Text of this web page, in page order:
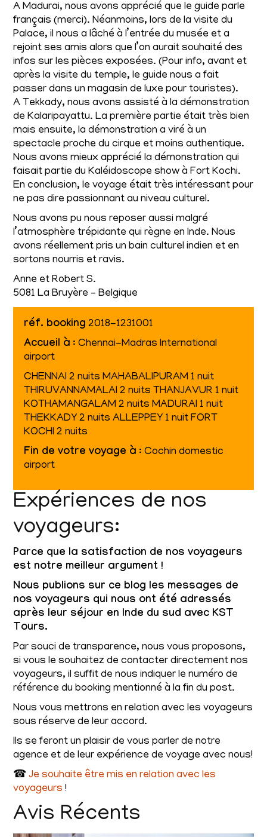
A Madurai, nous avons apprécié que le guide parle
français (merci). Néanmoins, lors de la visite du
Palace, il nous a lâché à l’entrée du musée et a
rejoint ses amis alors que l’on aurait souhaité des
infos sur les pièces exposées. (Pour info, avant et
après la visite du temple, le guide nous a fait
passer dans un magasin de luxe pour touristes).
A Tekkady, nous avons assisté à la démonstration
de Kalaripayattu. La première partie était très bien
mais ensuite, la démonstration a viré à un
spectacle proche du cirque et moins authentique.
Nous avons mieux apprécié la démonstration qui
faisait partie du Kaléidoscope show à Fort Kochi.
En conclusion, le voyage était très intéressant pour
ne pas dire passionnant au niveau culturel.
Nous avons pu nous reposer aussi malgré
l’atmosphère trépidante qui règne en Inde. Nous
avons réellement pris un bain culturel indien et en
sortons nourris et ravis.
Anne et Robert S.
5081 La Bruyère – Belgique
réf. booking 2018-1231001
Accueil à : Chennai-Madras International
airport
CHENNAI 2 nuits MAHABALIPURAM 1 nuit
THIRUVANNAMALAI 2 nuits THANJAVUR 1 nuit
KOTHAMANGALAM 2 nuits MADURAI 1 nuit
THEKKADY 2 nuits ALLEPPEY 1 nuit FORT
KOCHI 2 nuits
Fin de votre voyage à : Cochin domestic
airport
Expériences de nos
voyageurs:
Parce que la satisfaction de nos voyageurs
est notre meilleur argument !
Nous publions sur ce blog les messages de
nos voyageurs qui nous ont été adressés
après leur séjour en Inde du sud avec KST
Tours.
Par souci de transparence, nous vous proposons,
si vous le souhaitez de contacter directement nos
voyageurs, il suffit de nous indiquer le numéro de
référence du booking mentionné à la fin du post.
Nous vous mettrons en relation avec les voyageurs
sous réserve de leur accord.
Ils se feront un plaisir de vous parler de notre
agence et de leur expérience de voyage avec nous!
☎Je souhaite être mis en relation avec les
voyageurs !
Avis Récents